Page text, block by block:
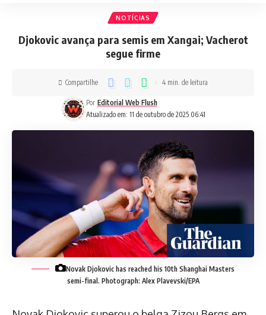
NOTÍCIAS
Djokovic avança para semis em Xangai; Vacherot
segue firme
Atualizado em: 11 de outubro de 2025 06:41
Por Editorial Web Flush
Compartilhe 4 min. de leitura
Novak Djokovic has reached his 10th Shanghai Masters
semi-final. Photograph: Alex Plavevski/EPA